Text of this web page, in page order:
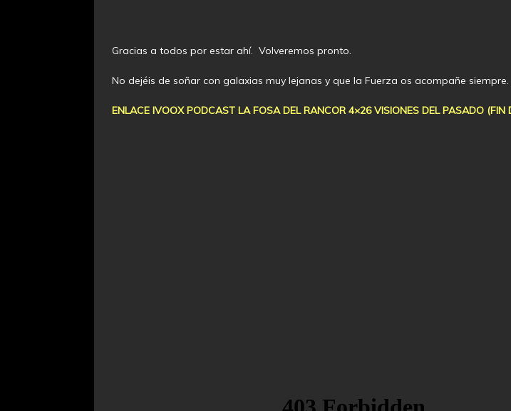
Gracias a todos por estar ahí. Volveremos pronto.
No dejéis de soñar con galaxias muy lejanas y que la Fuerza os acompañe siempre.
ENLACE IVOOX PODCAST LA FOSA DEL RANCOR 4×26 VISIONES DEL PASADO (FIN